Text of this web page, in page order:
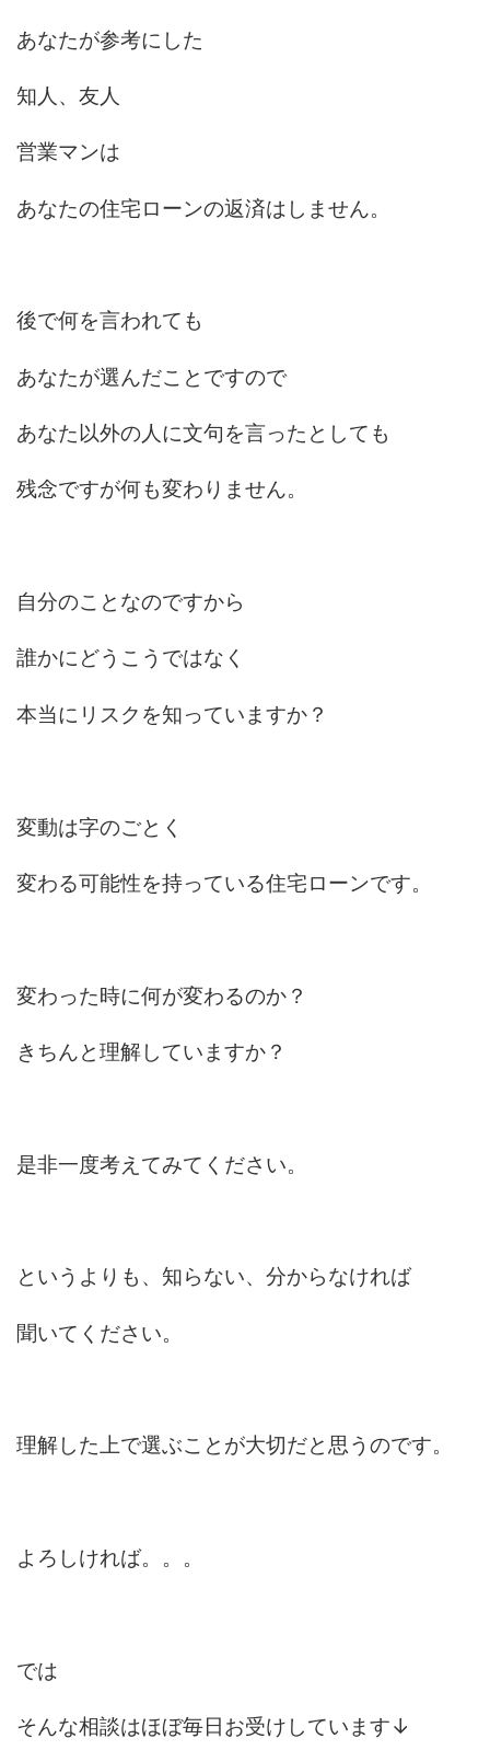
あなたが参考にした
知人、友人
営業マンは
あなたの住宅ローンの返済はしません。
後で何を言われても
あなたが選んだことですので
あなた以外の人に文句を言ったとしても
残念ですが何も変わりません。
自分のことなのですから
誰かにどうこうではなく
本当にリスクを知っていますか？
変動は字のごとく
変わる可能性を持っている住宅ローンです。
変わった時に何が変わるのか？
きちんと理解していますか？
是非一度考えてみてください。
というよりも、知らない、分からなければ
聞いてください。
理解した上で選ぶことが大切だと思うのです。
よろしければ。。。
では
そんな相談はほぼ毎日お受けしています↓